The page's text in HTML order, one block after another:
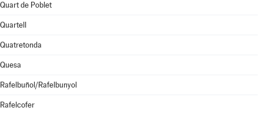
Quart de Poblet
Quartell
Quatretonda
Quesa
Rafelbuñol/Rafelbunyol
Rafelcofer